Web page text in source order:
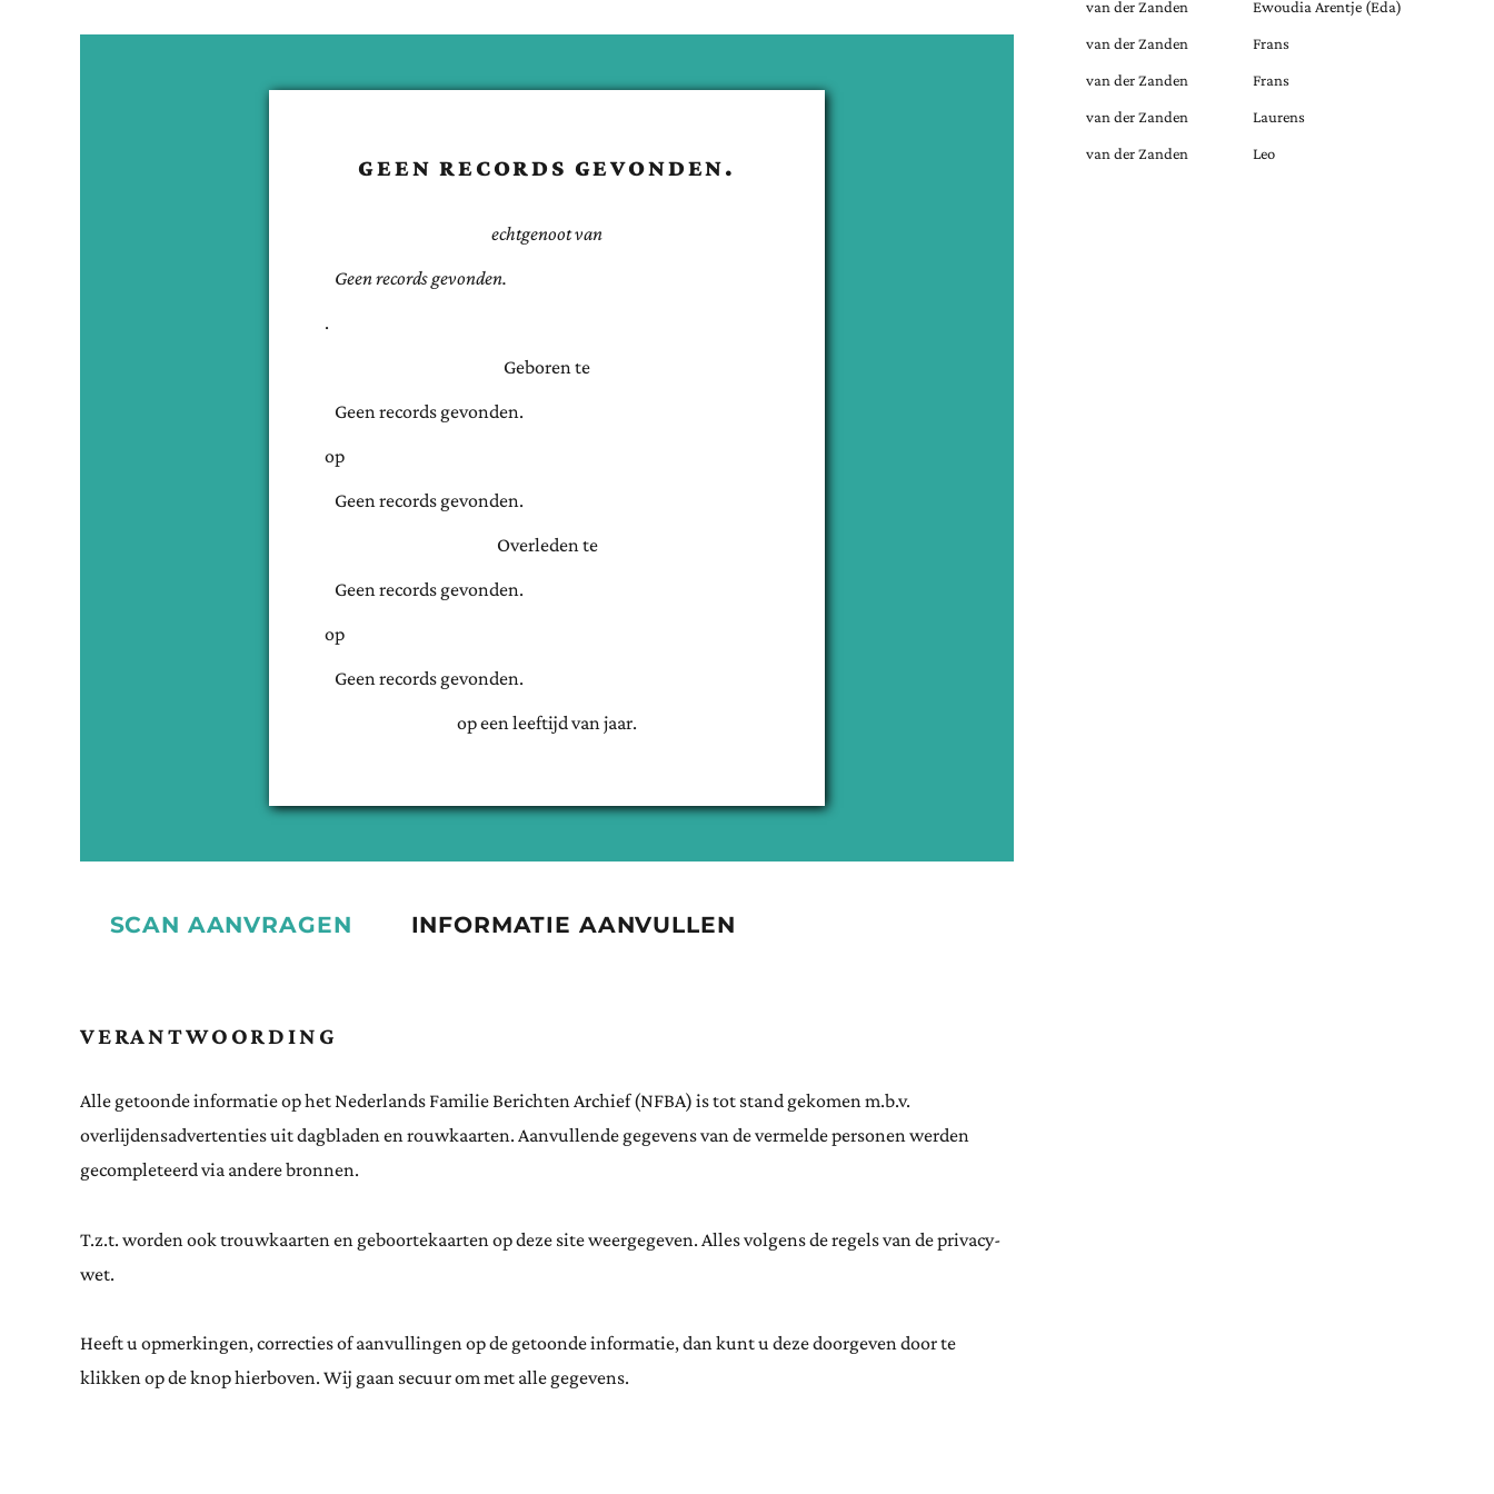
GEEN RECORDS GEVONDEN.
echtgenoot van
Geen records gevonden.
.
Geboren te
Geen records gevonden.
op
Geen records gevonden.
Overleden te
Geen records gevonden.
op
Geen records gevonden.
op een leeftijd van jaar.
SCAN AANVRAGEN INFORMATIE AANVULLEN
VERANTWOORDING
Alle getoonde informatie op het Nederlands Familie Berichten Archief (NFBA) is tot stand gekomen m.b.v.
overlijdensadvertenties uit dagbladen en rouwkaarten. Aanvullende gegevens van de vermelde personen werden
gecompleteerd via andere bronnen.
T.z.t. worden ook trouwkaarten en geboortekaarten op deze site weergegeven. Alles volgens de regels van de privacy-
wet.
Heeft u opmerkingen, correcties of aanvullingen op de getoonde informatie, dan kunt u deze doorgeven door te
klikken op de knop hierboven. Wij gaan secuur om met alle gegevens.
van der Zanden Ewoudia Arentje (Eda)
van der Zanden Frans
van der Zanden Frans
van der Zanden Laurens
van der Zanden Leo